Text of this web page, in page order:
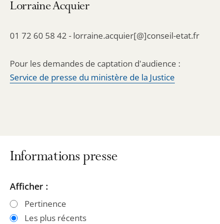
Lorraine Acquier
01 72 60 58 42 - lorraine.acquier[@]conseil-etat.fr
Pour les demandes de captation d'audience :
Service de presse du ministère de la Justice
Informations presse
Passer
les
filtres
Passer
les
filtres
Afficher :
Pertinence
Les plus récents